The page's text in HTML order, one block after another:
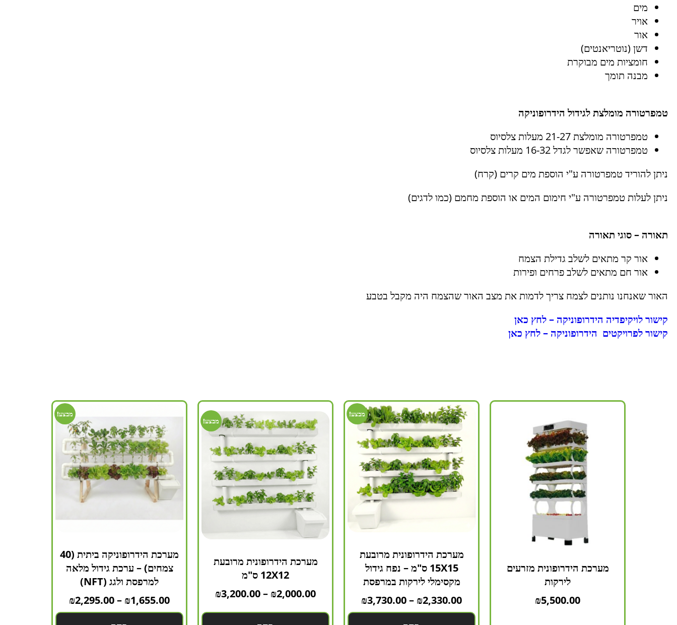
מים
אויר
אור
דשן (נוטריאנטים)
חומציות מים מבוקרת
מבנה תומך
טמפרטורה מומלצת לגידול הידרופוניקה
טמפרטורה מומלצת 21-27 מעלות צלסיוס
טמפרטורה שאפשר לגדל 16-32 מעלות צלסיוס
ניתן להוריד טמפרטורה ע"י הוספת מים קרים (קרח)
ניתן לעלות טמפרטורה ע"י חימום המים או הוספת מחמם (כמו לדגים)
תאורה – סוגי תאורה
אור קר מתאים לשלב גדילת הצמח
אור חם מתאים לשלב פרחים ופירות
האור שאנחנו נותנים לצמח צריך לדמות את מצב האור שהצמח היה מקבל בטבע
קישור לויקיפדיה הידרופוניקה – לחץ כאן
קישור לפרויקטים הידרופוניקה – לחץ כאן
מערכת הידרופונית מזרעים
לירקות
₪5,500.00
מבצע!
מערכת הידרופונית מרובעת
15X15 ס"מ – נפח גידול
מקסימלי לירקות במרפסת
₪2,330.00
–
₪3,730.00
מבצע!
מערכת הידרופונית מרובעת
12X12 ס"מ
₪2,000.00
–
₪3,200.00
מבצע!
מערכת הידרופוניקה ביתית (40
צמחים) – ערכת גידול מלאה
למרפסת ולגג (NFT)
₪1,655.00
–
₪2,295.00